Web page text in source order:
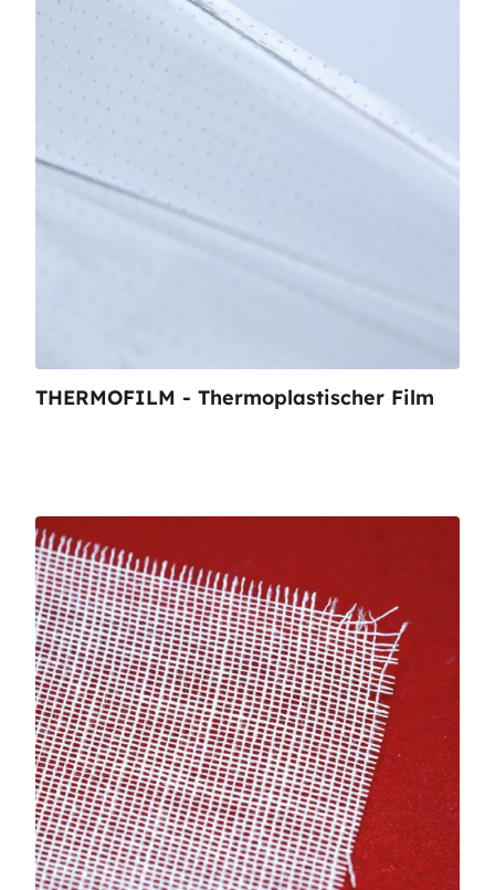
THERMOFILM - Thermoplastischer Film